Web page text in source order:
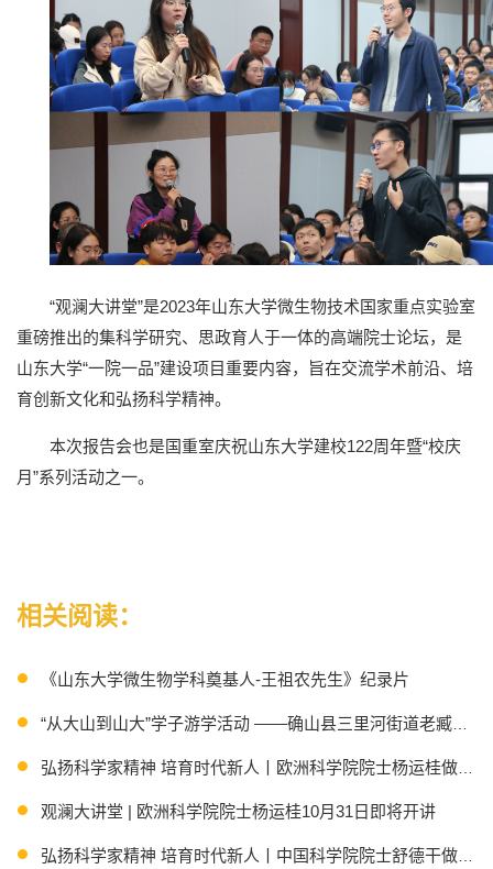
“观澜大讲堂”是2023年山东大学微生物技术国家重点实验室
重磅推出的集科学研究、思政育人于一体的高端院士论坛，是
山东大学“一院一品”建设项目重要内容，旨在交流学术前沿、培
育创新文化和弘扬科学精神。
本次报告会也是国重室庆祝山东大学建校122周年暨“校庆
月”系列活动之一。
相关阅读：
《山东大学微生物学科奠基人-王祖农先生》纪录片
“从大山到山大”学子游学活动 ——确山县三里河街道老臧庄小
弘扬科学家精神 培育时代新人丨欧洲科学院院士杨运桂做客第
观澜大讲堂 | 欧洲科学院院士杨运桂10月31日即将开讲
弘扬科学家精神 培育时代新人丨中国科学院院士舒德干做客第